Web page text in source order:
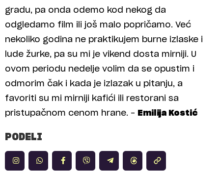
gradu, pa onda odemo kod nekog da
odgledamo film ili još malo popričamo. Već
nekoliko godina ne praktikujem burne izlaske i
lude žurke, pa su mi je vikend dosta mirniji. U
ovom periodu nedelje volim da se opustim i
odmorim čak i kada je izlazak u pitanju, a
favoriti su mi mirniji kafići ili restorani sa
pristupačnom cenom hrane. –
Emilija Kostić
PODELI